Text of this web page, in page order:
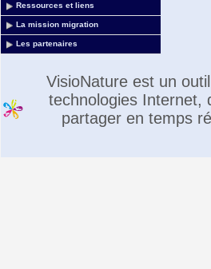
Ressources et liens
La mission migration
Les partenaires
VisioNature est un
technologies Internet,
partager en temps